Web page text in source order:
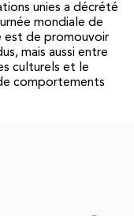
unies a décrété
mondiale de
est de promouvoir
mais aussi entre
culturels et le
comportements